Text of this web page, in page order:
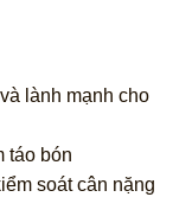
lành mạnh cho
táo bón
soát cân nặng